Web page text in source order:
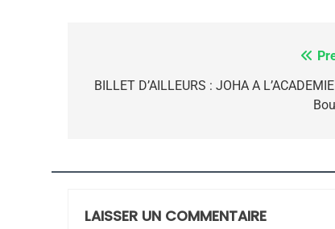
de
BILLET D’AILLEURS : JOHA A
LAISSER UN COMMENTAIRE
CE QUI NOUS